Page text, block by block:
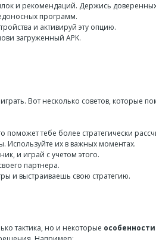
и рекомендаций. Держись
программ.
и активируй эту опцию.
загруженный APK.
Вот несколько советов, которые
тебе более стратегически
Используйте их в важных моментах.
и играй с учетом этого.
партнера.
и выстраиваешь свою стратегию.
тактика, но и некоторые